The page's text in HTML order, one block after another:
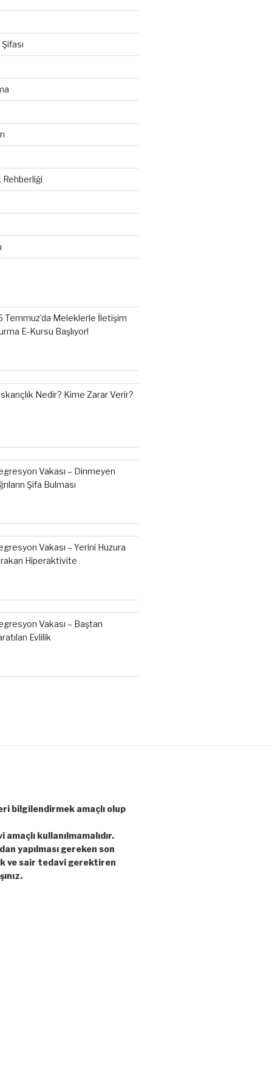
Temmuz’da Meleklerle İletişim
E-Kursu Başlıyor!
Nedir? Kime Zarar Verir?
Vakası – Dinmeyen
Şifa Bulması
Vakası – Yerini Huzura
Hiperaktivite
Vakası – Baştan
Evlilik
bilgilendirmek amaçlı olup
kullanılmamalıdır.
yapılması gereken son
ve sair tedavi gerektiren